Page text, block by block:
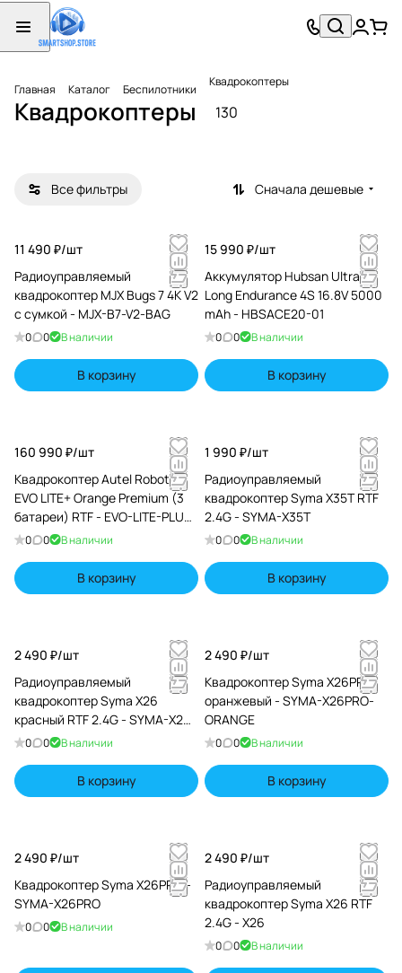
Главная Каталог Беспилотники Квадрокоптеры
Квадрокоптеры 130
Аккум
улято
ры для
еров
8
товаров
Все фильтры Сначала дешевые
11 490 ₽/шт
Радиоуправляемый
квадрокоптер MJX Bugs 7 4K V2
с сумкой - MJX-B7-V2-BAG
0 0 В наличии
В корзину
15 990 ₽/шт
Аккумулятор Hubsan Ultra
Long Endurance 4S 16.8V 5000
mAh - HBSACE20-01
0 0 В наличии
В корзину
160 990 ₽/шт
Квадрокоптер Autel Robotics
EVO LITE+ Orange Premium (3
батареи) RTF - EVO-LITE-PLUS-
ORANGE-COMBO3
0 0 В наличии
В корзину
1 990 ₽/шт
Радиоуправляемый
квадрокоптер Syma X35T RTF
2.4G - SYMA-X35T
0 0 В наличии
В корзину
2 490 ₽/шт
Радиоуправляемый
квадрокоптер Syma X26
красный RTF 2.4G - SYMA-X26-
RED
0 0 В наличии
В корзину
2 490 ₽/шт
Квадрокоптер Syma X26PRO
оранжевый - SYMA-X26PRO-
ORANGE
0 0 В наличии
В корзину
2 490 ₽/шт
Квадрокоптер Syma X26PRO -
SYMA-X26PRO
0 0 В наличии
2 490 ₽/шт
Радиоуправляемый
квадрокоптер Syma X26 RTF
2.4G - X26
0 0 В наличии